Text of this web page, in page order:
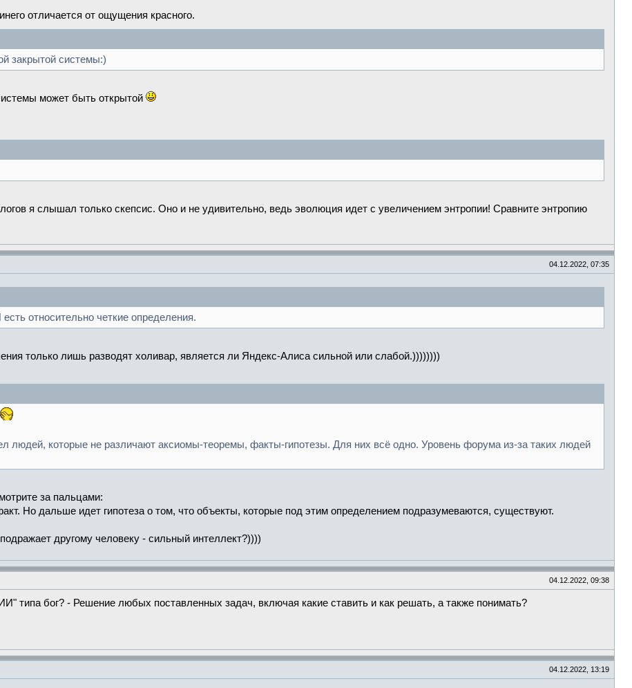
отличается от ощущения красного.
закрытой системы:)
может быть открытой
я слышал только скепсис. Оно и не удивительно, ведь эволюция идет с увеличением энтропии! Сравните энтропию
04.12.2022, 07:35
относительно четкие определения.
только лишь разводят холивар, является ли Яндекс-Алиса сильной или слабой.))))))))
людей, которые не различают аксиомы-теоремы, факты-гипотезы. Для них всё одно. Уровень форума из-за таких людей
за пальцами:
Но дальше идет гипотеза о том, что объекты, которые под этим определением подразумеваются, существуют.
другому человеку - сильный интеллект?))))
04.12.2022, 09:38
типа бог? - Решение любых поставленных задач, включая какие ставить и как решать, а также понимать?
04.12.2022, 13:19